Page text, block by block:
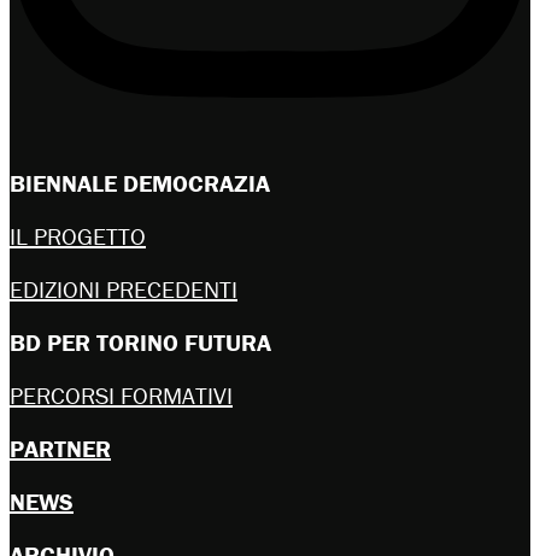
BIENNALE DEMOCRAZIA
IL PROGETTO
EDIZIONI PRECEDENTI
BD PER TORINO FUTURA
PERCORSI FORMATIVI
PARTNER
NEWS